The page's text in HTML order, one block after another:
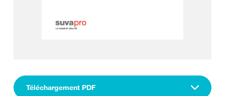
Téléchargement PDF